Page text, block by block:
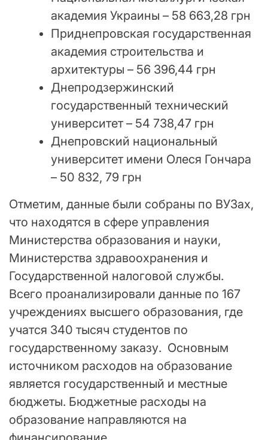
академия Украины – 58 663,28 грн
Приднепровская государственная
академия строительства и
архитектуры – 56 396,44 грн
Днепродзержинский
государственный технический
университет – 54 738,47 грн
Днепровский национальный
университет имени Олеся Гончара
– 50 832, 79 грн
Отметим, данные были собраны по ВУЗах,
что находятся в сфере управления
Министерства образования и науки,
Министерства здравоохранения и
Государственной налоговой службы.
Всего проанализировали данные по 167
учреждениях высшего образования, где
учатся 340 тысяч студентов по
государственному заказу. Основным
источником расходов на образование
является государственный и местные
бюджеты. Бюджетные расходы на
образование направляются на